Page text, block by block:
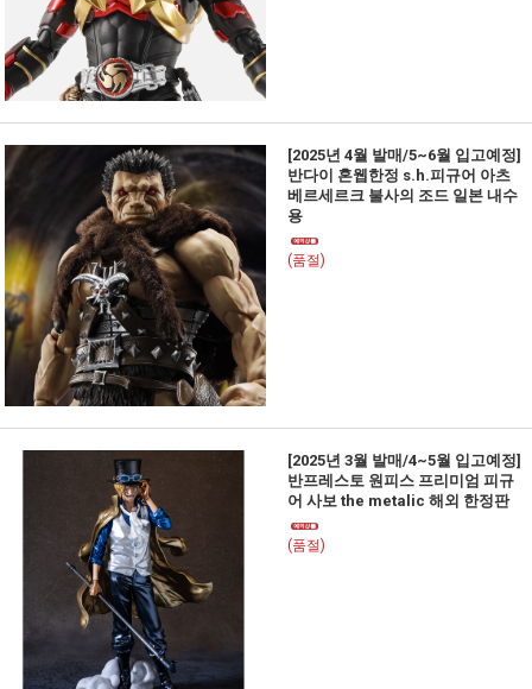
[2025년 4월 발매/5~6월 입고예정]
반다이 혼웹한정 s.h.피규어 아츠
베르세르크 불사의 조드 일본 내수
용
(품절)
[2025년 3월 발매/4~5월 입고예정]
반프레스토 원피스 프리미엄 피규
어 사보 the metalic 해외 한정판
(품절)